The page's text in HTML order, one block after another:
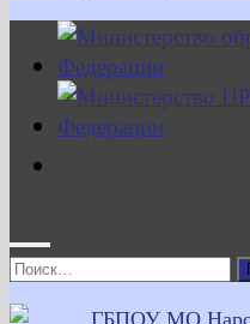
Найти: